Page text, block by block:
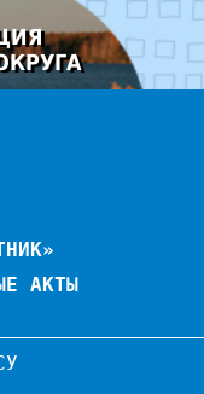
АКТЫ